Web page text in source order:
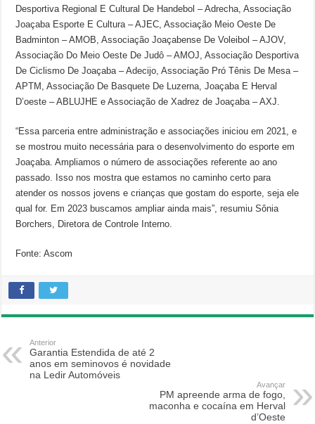
Desportiva Regional E Cultural De Handebol – Adrecha, Associação
Joaçaba Esporte E Cultura – AJEC, Associação Meio Oeste De
Badminton – AMOB, Associação Joaçabense De Voleibol – AJOV,
Associação Do Meio Oeste De Judô – AMOJ, Associação Desportiva
De Ciclismo De Joaçaba – Adecijo, Associação Pró Tênis De Mesa –
APTM, Associação De Basquete De Luzerna, Joaçaba E Herval
D’oeste – ABLUJHE e Associação de Xadrez de Joaçaba – AXJ.
“Essa parceria entre administração e associações iniciou em 2021, e
se mostrou muito necessária para o desenvolvimento do esporte em
Joaçaba. Ampliamos o número de associações referente ao ano
passado. Isso nos mostra que estamos no caminho certo para
atender os nossos jovens e crianças que gostam do esporte, seja ele
qual for. Em 2023 buscamos ampliar ainda mais”, resumiu Sônia
Borchers, Diretora de Controle Interno.
Fonte: Ascom
Anterior
Garantia Estendida de até 2
anos em seminovos é novidade
na Ledir Automóveis
Avançar
PM apreende arma de fogo,
maconha e cocaína em Herval
d’Oeste